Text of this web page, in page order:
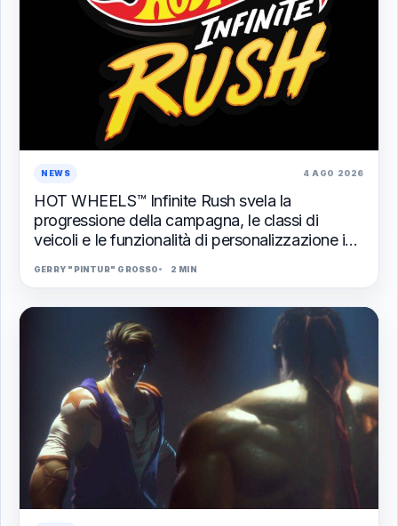
NEWS 4 AGO 2026
HOT WHEELS™ Infinite Rush svela la
progressione della campagna, le classi di
veicoli e le funzionalità di personalizzazione in
GERRY "PINTUR" GROSSO 2 MIN